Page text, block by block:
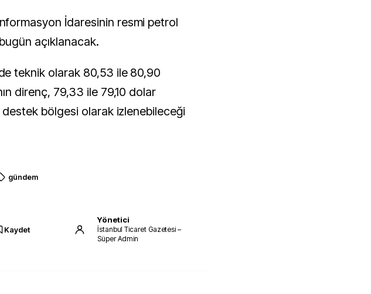
İdaresinin resmi petrol
açıklanacak.
teknik olarak 80,53 ile 80,90
direnç, 79,33 ile 79,10 dolar
destek bölgesi olarak izlenebileceği
gündem
Kaydet
Yönetici
İstanbul Ticaret Gazetesi –
Süper Admin